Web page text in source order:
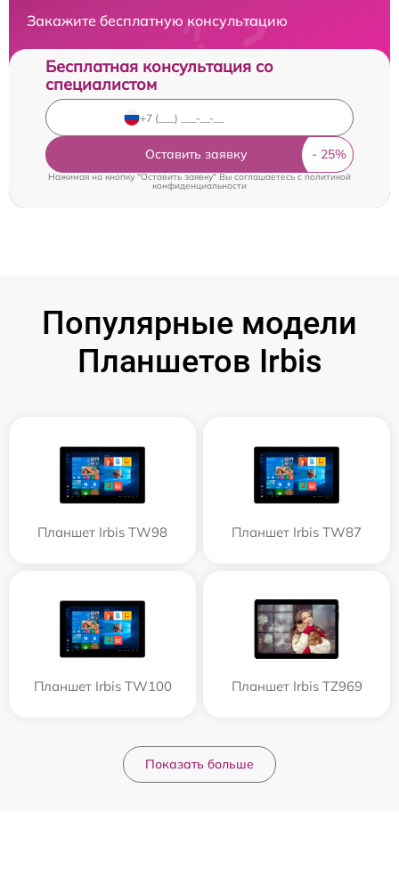
Закажите бесплатную консультацию
Бесплатная консультация со
специалистом
Оставить заявку
Нажимая на кнопку "Оставить заявку" Вы соглашаетесь c политикой
конфиденциальности
Популярные модели
Планшетов Irbis
Планшет Irbis TW98 Планшет Irbis TW87
Планшет Irbis TW100 Планшет Irbis TZ969
Показать больше